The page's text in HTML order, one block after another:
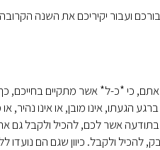
ועבור יקיריכם את השנה
אתם, כי *כ-ל* אשר מתקיים
הגעתו, אינו מובן, או אינו נהיר,
אשר לכם, להכיל ולקבל
להכיל ולקבל. כיוון שגם הם